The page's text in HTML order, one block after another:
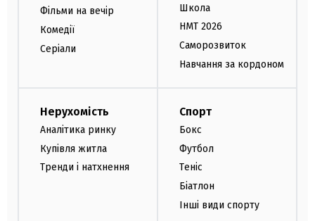
Фільми на вечір
Комедії
Серіали
Школа
НМТ 2026
Саморозвиток
Навчання за кордоном
Нерухомість
Аналітика ринку
Купівля житла
Тренди і натхнення
Спорт
Бокс
Футбол
Теніс
Біатлон
Інші види спорту